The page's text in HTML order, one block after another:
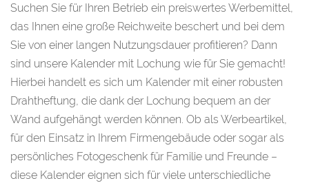
Suchen Sie für Ihren Betrieb ein preiswertes Werbemittel,
das Ihnen eine große Reichweite beschert und bei dem
Sie von einer langen Nutzungsdauer profitieren? Dann
sind unsere Kalender mit Lochung wie für Sie gemacht!
Hierbei handelt es sich um Kalender mit einer robusten
Drahtheftung, die dank der Lochung bequem an der
Wand aufgehängt werden können. Ob als Werbeartikel,
für den Einsatz in Ihrem Firmengebäude oder sogar als
persönliches Fotogeschenk für Familie und Freunde –
diese Kalender eignen sich für viele unterschiedliche